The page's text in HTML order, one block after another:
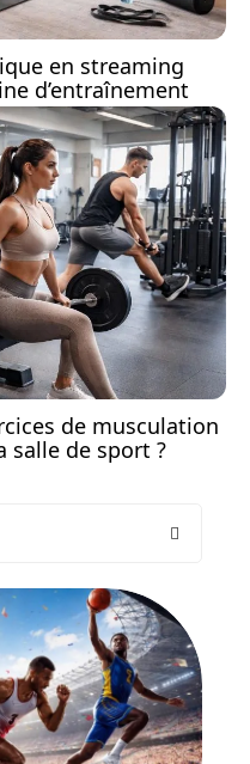
en streaming
d’entraînement
de musculation
salle de sport ?